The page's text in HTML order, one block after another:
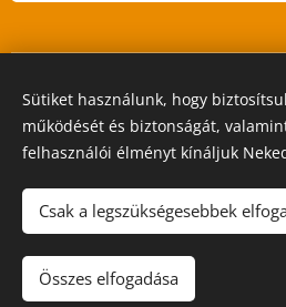
STIL GALLERY
Sütiket használunk, hogy
működését és biztonságát,
felhasználói élményt kínáljuk
Csak a legszükségesebbek
Összes elfogadása